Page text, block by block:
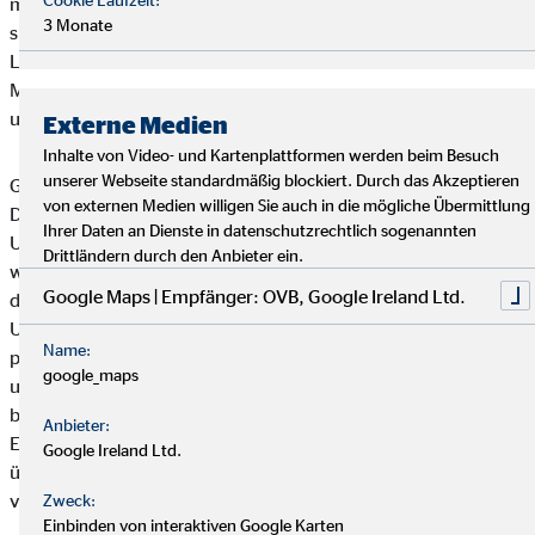
spannender Markt mit starken Wachstumsraten. Auch in
Luxemburg haben wir bereits erste Schritte zur
Marktsondierung unternommen. Das Baltikum steht auf
unserer zukünftigen Agenda.
Grundsätzlich präferieren wir organisches Wachstum.
Dennoch kann es in Einzelfällen Sinn ergeben, durch einen
Unternehmenskauf einen neuen Markt zu erschließen. Wenn
wir uns mögliche Akquisitionsziele ansehen, dann müssen
diese Unternehmen sehr genau zu uns und unserer
Unternehmenskultur passen. Wann neue Landesgesellschaften
profitabel sind, lässt sich nicht pauschal beziffern und ist von
unternehmens- und marktspezifischen Gegebenheiten
beeinflusst. OVB verfügt aber auf Grund ihres langjährigen
Engagements in sehr unterschiedlichen nationalen Märkten
über umfassende Erfahrungen im effizienten Auf- und Ausbau
von Finanzvertrieben.
3 Monate
Externe Medien
Inhalte von Video- und Kartenplattformen werden beim Besuch
unserer Webseite standardmäßig blockiert. Durch das Akzeptieren
von externen Medien willigen Sie auch in die mögliche Übermittlung
Ihrer Daten an Dienste in datenschutzrechtlich sogenannten
Drittländern durch den Anbieter ein.
Google Maps | Empfänger: OVB, Google Ireland Ltd.
Name:
google_maps
Anbieter:
Google Ireland Ltd.
Zweck:
Einbinden von interaktiven Google Karten